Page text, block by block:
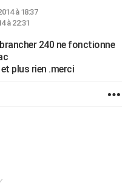
à 18:37
à 22:31
240 ne fonctionne
plus rien .merci